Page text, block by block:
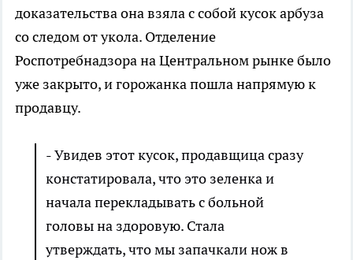
доказательства она взяла с собой кусок арбуза
со следом от укола. Отделение
Роспотребнадзора на Центральном рынке было
уже закрыто, и горожанка пошла напрямую к
продавцу.
- Увидев этот кусок, продавщица сразу
констатировала, что это зеленка и
начала перекладывать с больной
головы на здоровую. Стала
утверждать, что мы запачкали нож в